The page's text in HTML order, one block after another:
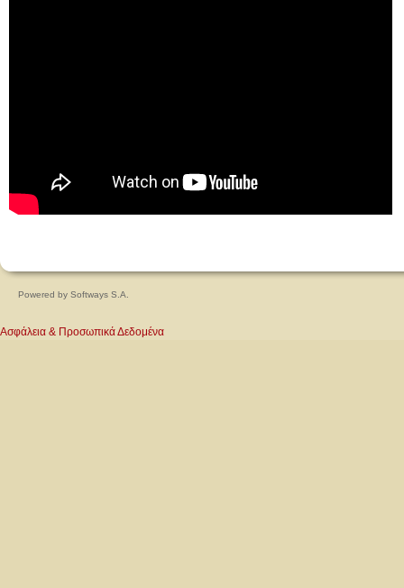
Powered by Softways S.A.
Ασφάλεια & Προσωπικά Δεδομένα